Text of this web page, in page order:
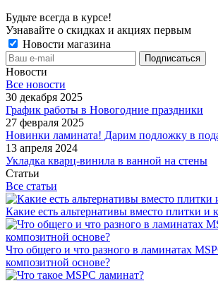
Будьте всегда в курсе!
Узнавайте о скидках и акциях первым
Новости магазина
Новости
Все новости
30 декабря 2025
График работы в Новогодние праздники
27 февраля 2025
Новинки ламината! Дарим подложку в
13 апреля 2024
Укладка кварц-винила в ванной на стены
Статьи
Все статьи
Какие есть альтернативы вместо плитки и
Что общего и что разного в ламинатах
композитной основе?